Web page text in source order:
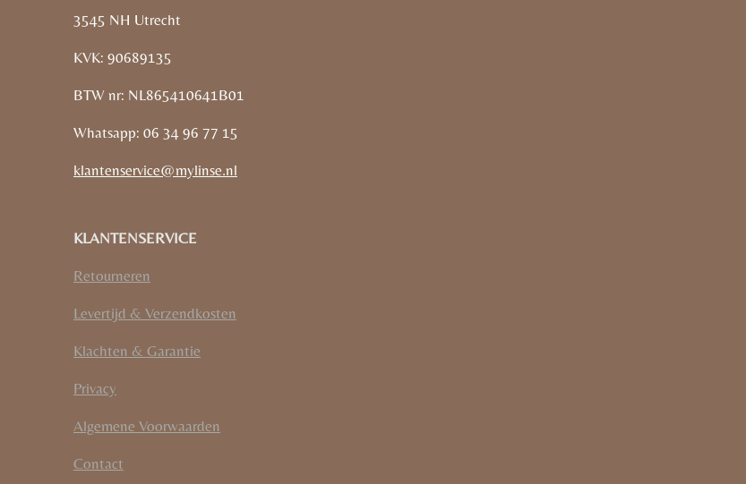
3545 NH Utrecht
KVK: 90689135
BTW nr: NL865410641B01
Whatsapp: 06 34 96 77 15
klantenservice@mylinse.nl
KLANTENSERVICE
Retourneren
Levertijd & Verzendkosten
Klachten & Garantie
Privacy
Algemene Voorwaarden
Contact